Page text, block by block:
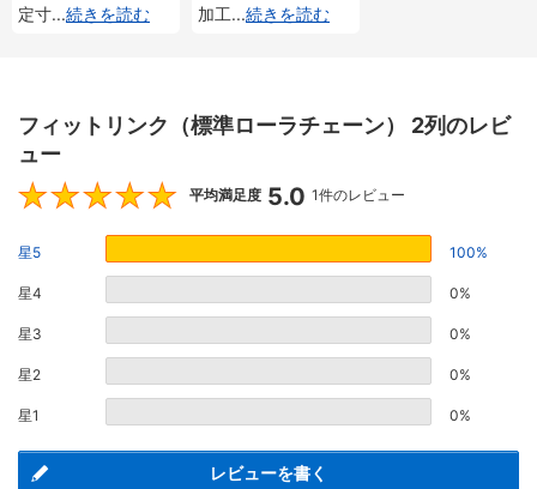
定寸...続きを読む
加工...続きを読む
フィットリンク（標準ローラチェーン） 2列のレビ
ュー
5
平均満足度 5.0 1件のレビュー
星5 100%
星4 0%
星3 0%
星2 0%
星1 0%
レビューを書く